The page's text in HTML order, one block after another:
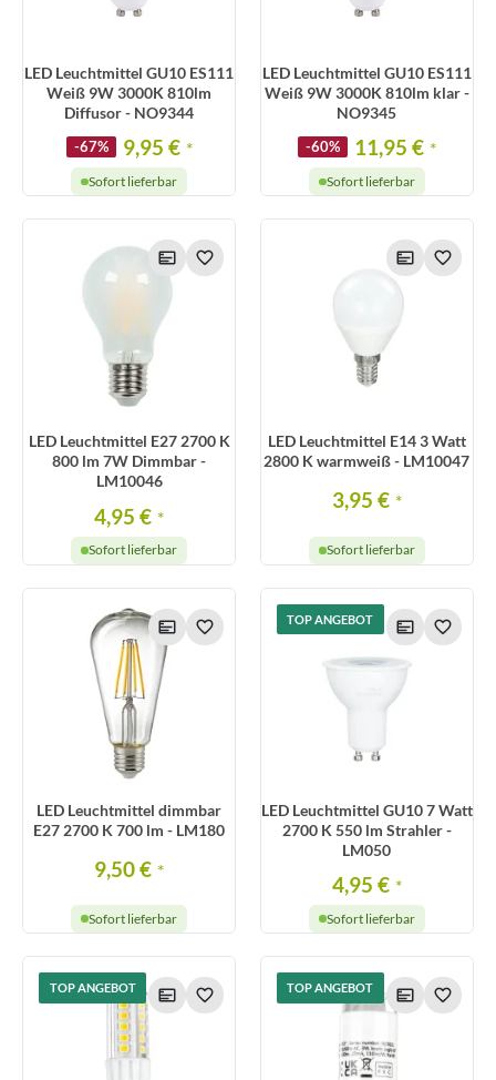
LED Leuchtmittel GU10 ES111
Weiß 9W 3000K 810lm
Diffusor - NO9344
-67% 9,95 € *
Sofort lieferbar
LED Leuchtmittel GU10 ES111
Weiß 9W 3000K 810lm klar -
NO9345
-60% 11,95 € *
Sofort lieferbar
LED Leuchtmittel E27 2700 K
800 lm 7W Dimmbar -
LM10046
4,95 € *
Sofort lieferbar
LED Leuchtmittel E14 3 Watt
2800 K warmweiß - LM10047
3,95 € *
Sofort lieferbar
LED Leuchtmittel dimmbar
E27 2700 K 700 lm - LM180
9,50 € *
Sofort lieferbar
TOP ANGEBOT
LED Leuchtmittel GU10 7 Watt
2700 K 550 lm Strahler -
LM050
4,95 € *
Sofort lieferbar
TOP ANGEBOT TOP ANGEBOT